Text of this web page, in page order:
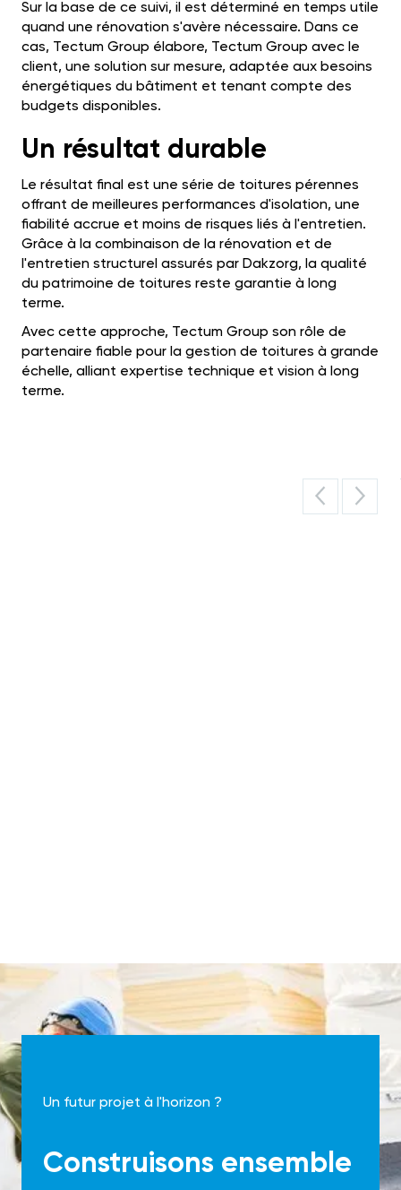
Sur la base de ce suivi, il est déterminé en temps utile
quand une rénovation s'avère nécessaire. Dans ce
cas, Tectum Group élabore, Tectum Group avec le
client, une solution sur mesure, adaptée aux besoins
énergétiques du bâtiment et tenant compte des
budgets disponibles.
Un résultat durable
Le résultat final est une série de toitures pérennes
offrant de meilleures performances d'isolation, une
fiabilité accrue et moins de risques liés à l'entretien.
Grâce à la combinaison de la rénovation et de
l'entretien structurel assurés par Dakzorg, la qualité
du patrimoine de toitures reste garantie à long
terme.
Avec cette approche, Tectum Group son rôle de
partenaire fiable pour la gestion de toitures à grande
échelle, alliant expertise technique et vision à long
terme.
Un futur projet à l'horizon ?
Construisons ensemble